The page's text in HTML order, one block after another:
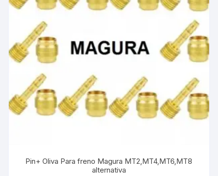
Pin+ Oliva Para freno Magura MT2,MT4,MT6,MT8
alternativa